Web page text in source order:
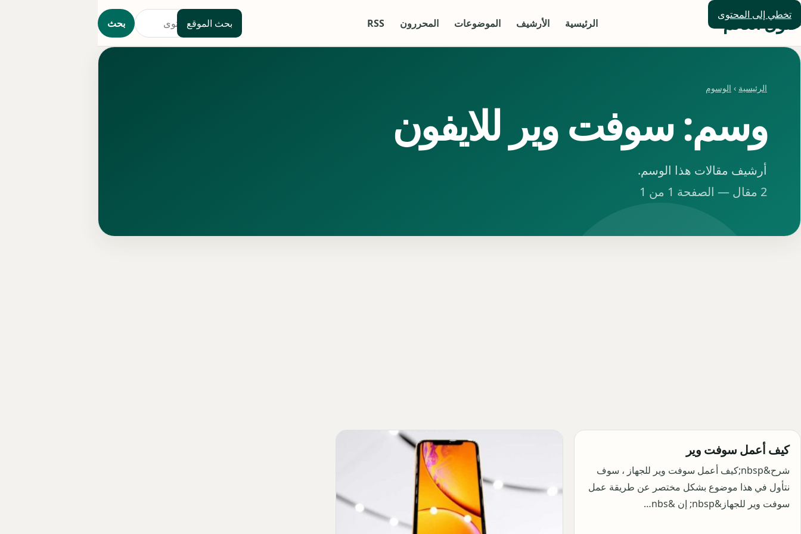
تخطي إلى المحتوى
حلول العالم الرئيسية الأرشيف الموضوعات المحررون RSS بحث الموقع بحث
الرئيسية › الوسوم
وسم: سوفت وير للايفون
أرشيف مقالات هذا الوسم.
2 مقال — الصفحة 1 من 1
كيف أعمل سوفت وير
شرح&nbsp;كيف أعمل سوفت وير للجهاز ، سوف
نتأول في هذا موضوع بشكل مختصر عن طريقة عمل
سوفت وير للجهاز&nbsp; إن &nbs…